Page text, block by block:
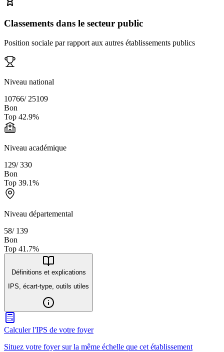
Classements dans le secteur public
Position sociale par rapport aux autres établissements publics
Niveau national
10766/ 25109
Bon
Top 42.9%
Niveau académique
129/330
Bon
Top 39.1%
Niveau départemental
58/ 139
Bon
Top 41.7%
Définitions et explications
IPS, écart-type, outils utiles
Calculer l'IPS de votre foyer
Situez votre foyer sur la même échelle que cet établissement